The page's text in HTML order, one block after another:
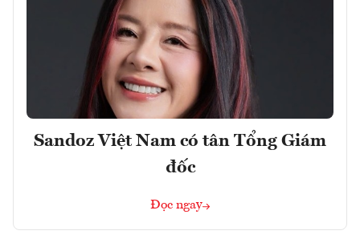
Sandoz Việt Nam có tân Tổng Giám
đốc
Đọc ngay